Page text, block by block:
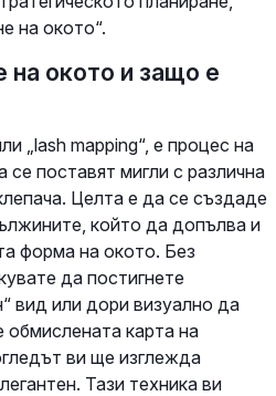
на окото“.
на окото и защо е
„lash mapping“, е процес на
поставят мигли с различна
Целта е да се създаде
който да допълва и
форма на окото. Без
да постигнете
вид или дори визуално да
карта на
ви ще изглежда
Тази техника ви